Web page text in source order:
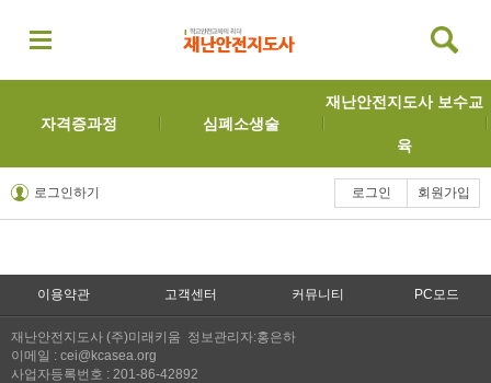
자격증과정 심폐소생술
재난안전지도사 보수교
육
로그인하기 로그인 회원가입
이용약관 고객센터 커뮤니티 PC모드
재난안전지도사 (주)미래키움 정보관리자:홍은하
이메일 : cei@kcasea.org
사업자등록번호 : 201-86-42892